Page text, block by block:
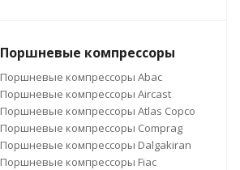
Поршневые компрессоры
Поршневые компрессоры Abac
Поршневые компрессоры Aircast
Поршневые компрессоры Atlas Copco
Поршневые компрессоры Comprag
Поршневые компрессоры Dalgakiran
Поршневые компрессоры Fiac